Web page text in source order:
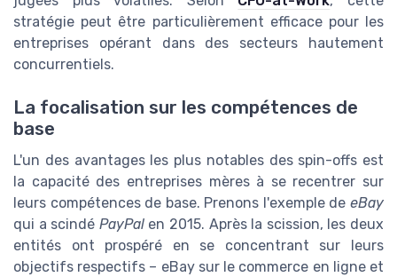
stratégie peut être particulièrement efficace pour les
entreprises opérant dans des secteurs hautement
concurrentiels.
La focalisation sur les compétences de
base
L'un des avantages les plus notables des spin-offs est
la capacité des entreprises mères à se recentrer sur
leurs compétences de base. Prenons l'exemple de eBay
qui a scindé PayPalen 2015. Après la scission, les deux
entités ont prospéré en se concentrant sur leurs
objectifs respectifs – eBay sur le commerce en ligne et